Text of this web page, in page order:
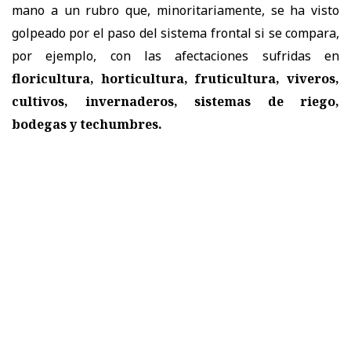
mano a un rubro que, minoritariamente, se ha visto
golpeado por el paso del sistema frontal si se compara,
por ejemplo, con las afectaciones sufridas en
floricultura, horticultura, fruticultura, viveros,
cultivos, invernaderos, sistemas de riego,
bodegas y techumbres.